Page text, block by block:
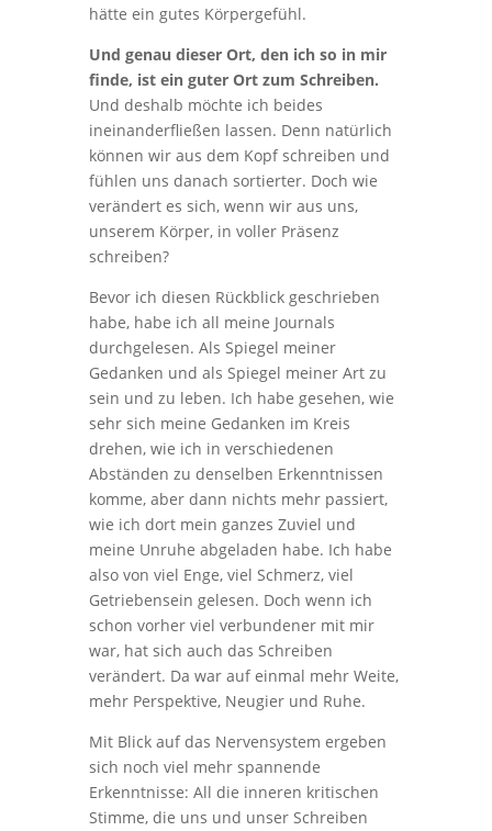
hätte ein gutes Körpergefühl.
Und genau dieser Ort, den ich so in mir
finde, ist ein guter Ort zum Schreiben.
Und deshalb möchte ich beides
ineinanderfließen lassen. Denn natürlich
können wir aus dem Kopf schreiben und
fühlen uns danach sortierter. Doch wie
verändert es sich, wenn wir aus uns,
unserem Körper, in voller Präsenz
schreiben?
Bevor ich diesen Rückblick geschrieben
habe, habe ich all meine Journals
durchgelesen. Als Spiegel meiner
Gedanken und als Spiegel meiner Art zu
sein und zu leben. Ich habe gesehen, wie
sehr sich meine Gedanken im Kreis
drehen, wie ich in verschiedenen
Abständen zu denselben Erkenntnissen
komme, aber dann nichts mehr passiert,
wie ich dort mein ganzes Zuviel und
meine Unruhe abgeladen habe. Ich habe
also von viel Enge, viel Schmerz, viel
Getriebensein gelesen. Doch wenn ich
schon vorher viel verbundener mit mir
war, hat sich auch das Schreiben
verändert. Da war auf einmal mehr Weite,
mehr Perspektive, Neugier und Ruhe.
Mit Blick auf das Nervensystem ergeben
sich noch viel mehr spannende
Erkenntnisse: All die inneren kritischen
Stimme, die uns und unser Schreiben